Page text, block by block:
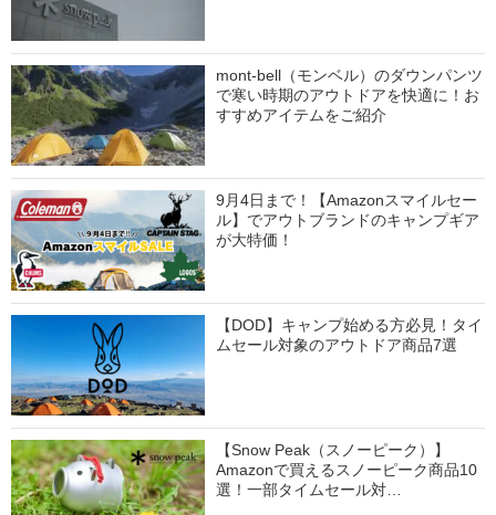
mont-bell（モンベル）のダウンパンツ
で寒い時期のアウトドアを快適に！お
すすめアイテムをご紹介
9月4日まで！【Amazonスマイルセー
ル】でアウトブランドのキャンプギア
が大特価！
【DOD】キャンプ始める方必見！タイ
ムセール対象のアウトドア商品7選
【Snow Peak（スノーピーク）】
Amazonで買えるスノーピーク商品10
選！一部タイムセール対…